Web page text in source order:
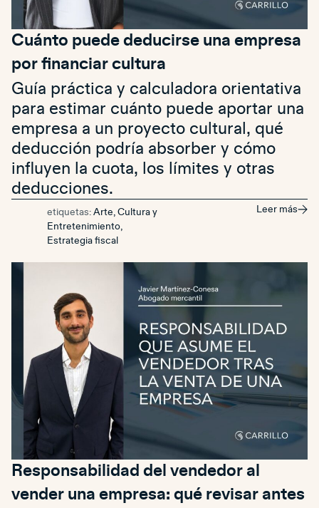
Cuánto puede deducirse una empresa
por financiar cultura
Guía práctica y calculadora orientativa
para estimar cuánto puede aportar una
empresa a un proyecto cultural, qué
deducción podría absorber y cómo
influyen la cuota, los límites y otras
deducciones.
etiquetas: Arte, Cultura y
Entretenimiento
Estrategia fiscal
Leer más
Responsabilidad del vendedor al
vender una empresa: qué revisar antes